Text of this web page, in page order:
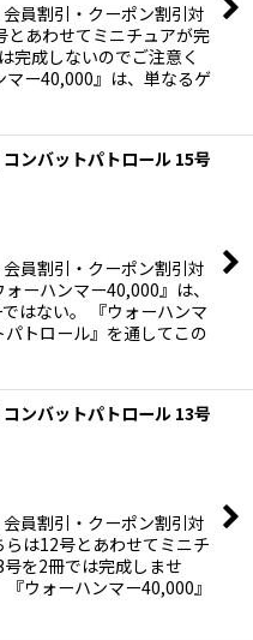
員割引・クーポン割引対
とあわせてミニチュアが完
完成しないのでご注意く
マー40,000』は、単なるゲ
ンバットパトロール 15号
員割引・クーポン割引対
ーハンマー40,000』は、
はない。 『ウォーハンマ
トロール』を通してこの
ンバットパトロール 13号
員割引・クーポン割引対
は12号とあわせてミニチ
を2冊では完成しませ
ウォーハンマー40,000』